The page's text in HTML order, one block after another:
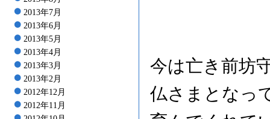
2013年7月
2013年6月
2013年5月
2013年4月
2013年3月
2013年2月
2012年12月
2012年11月
今は亡き前坊
仏さまとなっ